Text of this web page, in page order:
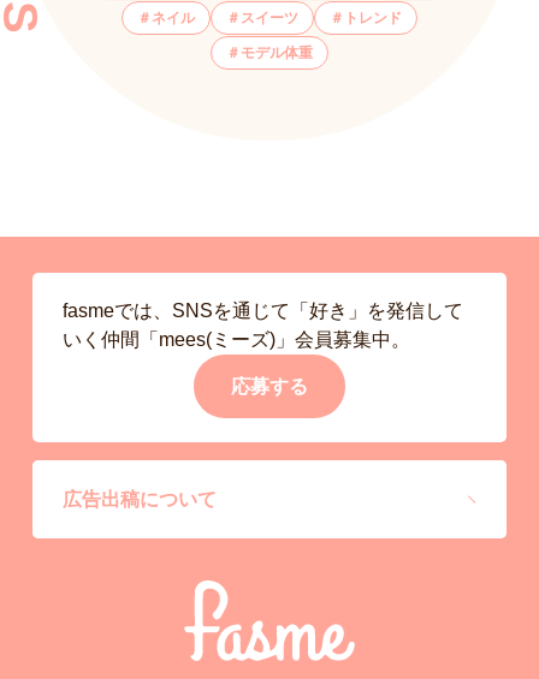
ネイル スイーツ トレンド
モデル体重
fasmeでは、SNSを通じて「好き」を発信して
いく仲間「mees(ミーズ)」会員募集中。
応募する
広告出稿について